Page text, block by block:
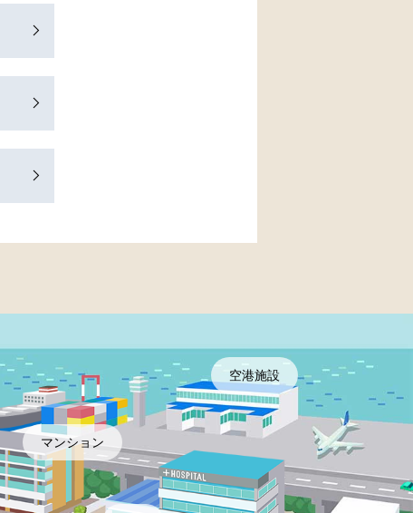
空港施設
マンション